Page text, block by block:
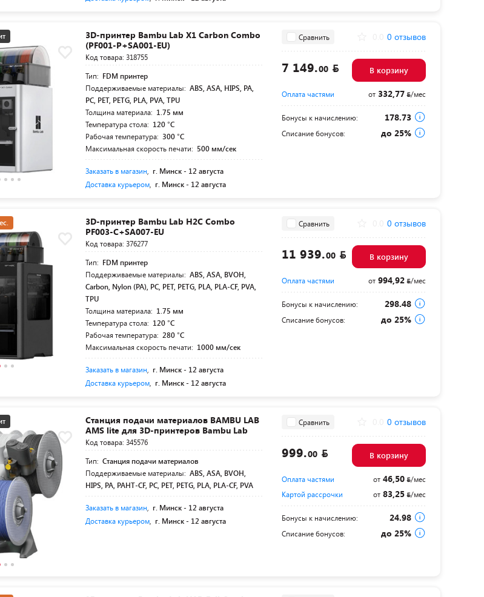
3D-принтер Bambu Lab X1 Carbon Combo
(PF001-P+SA001-EU)
Код товара: 318755
Тип: FDM принтер
Поддерживаемые материалы: ABS, ASA, HIPS, PA,
PC, PET, PETG, PLA, PVA, TPU
Толщина материала: 1.75 мм
Температура стола: 120 °C
Рабочая температура: 300 °C
Максимальная скорость печати: 500 мм/сек
Заказать в магазин г. Минск - 12 августа
Доставка курьером г. Минск - 12 августа
Сравнить 0 отзывов
7 149.00 В корзину
Оплата частями от332,77 /мес
Бонусы к начислению: 178.73
Списание бонусов: до 25%
3D-принтер Bambu Lab H2C Combo
PF003-C+SA007-EU
Код товара: 376277
Тип: FDM принтер
Поддерживаемые материалы: ABS, ASA, BVOH,
Carbon, Nylon (PA), PC, PET, PETG, PLA, PLA-CF, PVA,
TPU
Толщина материала: 1.75 мм
Температура стола: 120 °C
Рабочая температура: 280 °C
Максимальная скорость печати: 1000 мм/сек
Заказать в магазин г. Минск - 12 августа
Доставка курьером г. Минск - 12 августа
Сравнить 0 отзывов
11 939.00 В корзину
Оплата частями от994,92 /мес
Бонусы к начислению: 298.48
Списание бонусов: до 25%
Станция подачи материалов BAMBU LAB
AMS lite для 3D-принтеров Bambu Lab
Код товара: 345576
Тип: Станция подачи материалов
Поддерживаемые материалы: ABS, ASA, BVOH,
HIPS, PA, PAHT-CF, PC, PET, PETG, PLA, PLA-CF, PVA
Заказать в магазин г. Минск - 12 августа
Доставка курьером г. Минск - 12 августа
Сравнить 0 отзывов
999.00 В корзину
Оплата частями от46,50
/мес
Картой рассрочки
от83,25 /мес
Бонусы к начислению: 24.98
Списание бонусов: до 25%